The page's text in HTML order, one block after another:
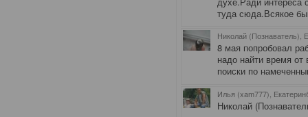
туда сюда.Всякое
Николай (Познаватель),
8 мая попробовал
надо найти время от
поиски по
Илья (xam777),
Николай